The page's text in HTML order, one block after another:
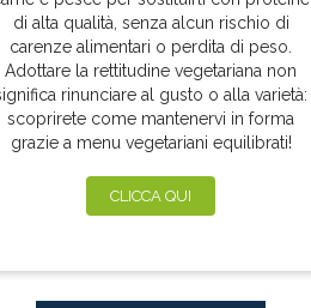
di alta qualità, senza alcun rischio di
carenze alimentari o perdita di peso.
Adottare la rettitudine vegetariana non
rinunciare al gusto o alla varietà:
scoprirete come mantenervi in forma
grazie a menu vegetariani equilibrati!
CLICCA QUI